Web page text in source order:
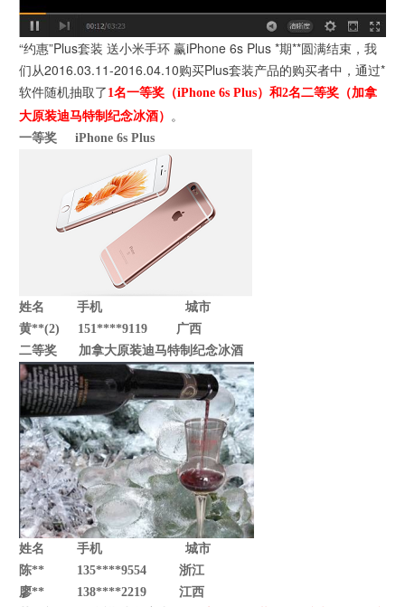
“约惠”Plus套装 送小米手环 赢iPhone 6s Plus *期**圆满结束，我
们从2016.03.11-2016.04.10购买Plus套装产品的购买者中，通过*
软件随机抽取了 1名一等奖（iPhone 6s Plus）和2名二等奖（加拿
大原装迪马特制纪念冰酒）
。
一等奖iPhone 6s Plus
姓名 手机 城市
黄**(2) 151****9119 广西
二等奖 加拿大原装迪马特制纪念冰酒
姓名 手机 城市
陈** 135****9554 浙江
廖** 138****2219 江西